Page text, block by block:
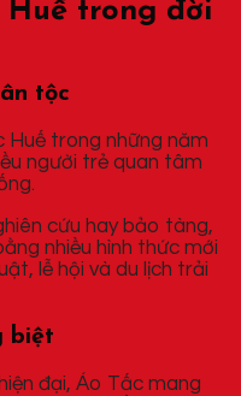
Huế trong đời
tộc
Huế trong những năm
người trẻ quan tâm
cứu hay bảo tàng,
nhiều hình thức mới
lễ hội và du lịch trải
biệt
đại, Áo Tấc mang